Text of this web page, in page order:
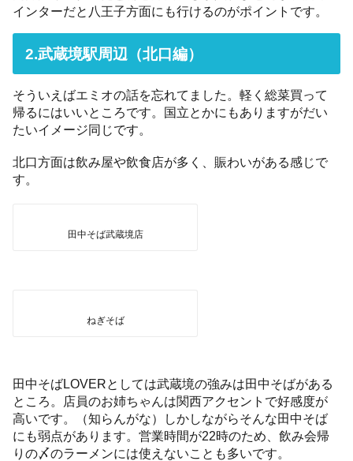
インターだと八王子方面にも行けるのがポイントです。
2.武蔵境駅周辺（北口編）
そういえばエミオの話を忘れてました。軽く総菜買って
帰るにはいいところです。国立とかにもありますがだい
たいイメージ同じです。
北口方面は飲み屋や飲食店が多く、賑わいがある感じで
す。
田中そば武蔵境店
ねぎそば
田中そばLOVERとしては武蔵境の強みは田中そばがある
ところ。店員のお姉ちゃんは関西アクセントで好感度が
高いです。（知らんがな）しかしながらそんな田中そば
にも弱点があります。営業時間が22時のため、飲み会帰
りの〆のラーメンには使えないことも多いです。